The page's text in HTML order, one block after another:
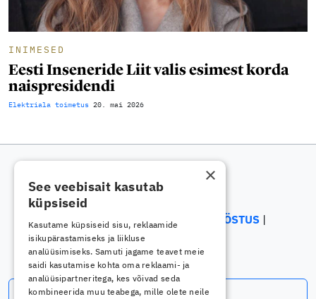
INIMESED
Eesti Inseneride Liit valis esimest korda
naispresidendi
Elektriala toimetus 20. mai 2026
ELEKTRIALA
ELEKTROONIKATÖÖSTUS
ENERGEETIKA
Telli uudiskiri
×
See veebisait kasutab
küpsiseid
Kasutame küpsiseid sisu, reklaamide
isikupärastamiseks ja liikluse
analüüsimiseks. Samuti jagame teavet meie
saidi kasutamise kohta oma reklaami- ja
analüüsipartneritega, kes võivad seda
kombineerida muu teabega, mille olete neile